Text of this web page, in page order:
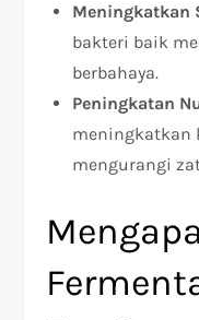
Meningkatkan
bakteri baik
berbahaya.
Peningkatan
meningkatkan
mengurangi